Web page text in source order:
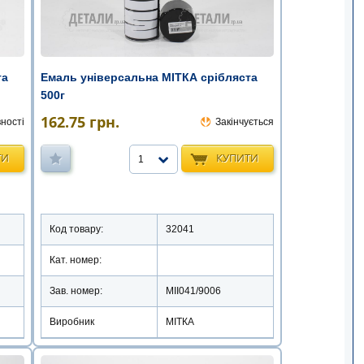
Емаль універсальна МІТКА срібляста
500г
162.75 грн. Закінчується
КУПИТИ
1
Код товару: 32041
Кат. номер:
Зав. номер: MII041/9006
Виробник МІТКА